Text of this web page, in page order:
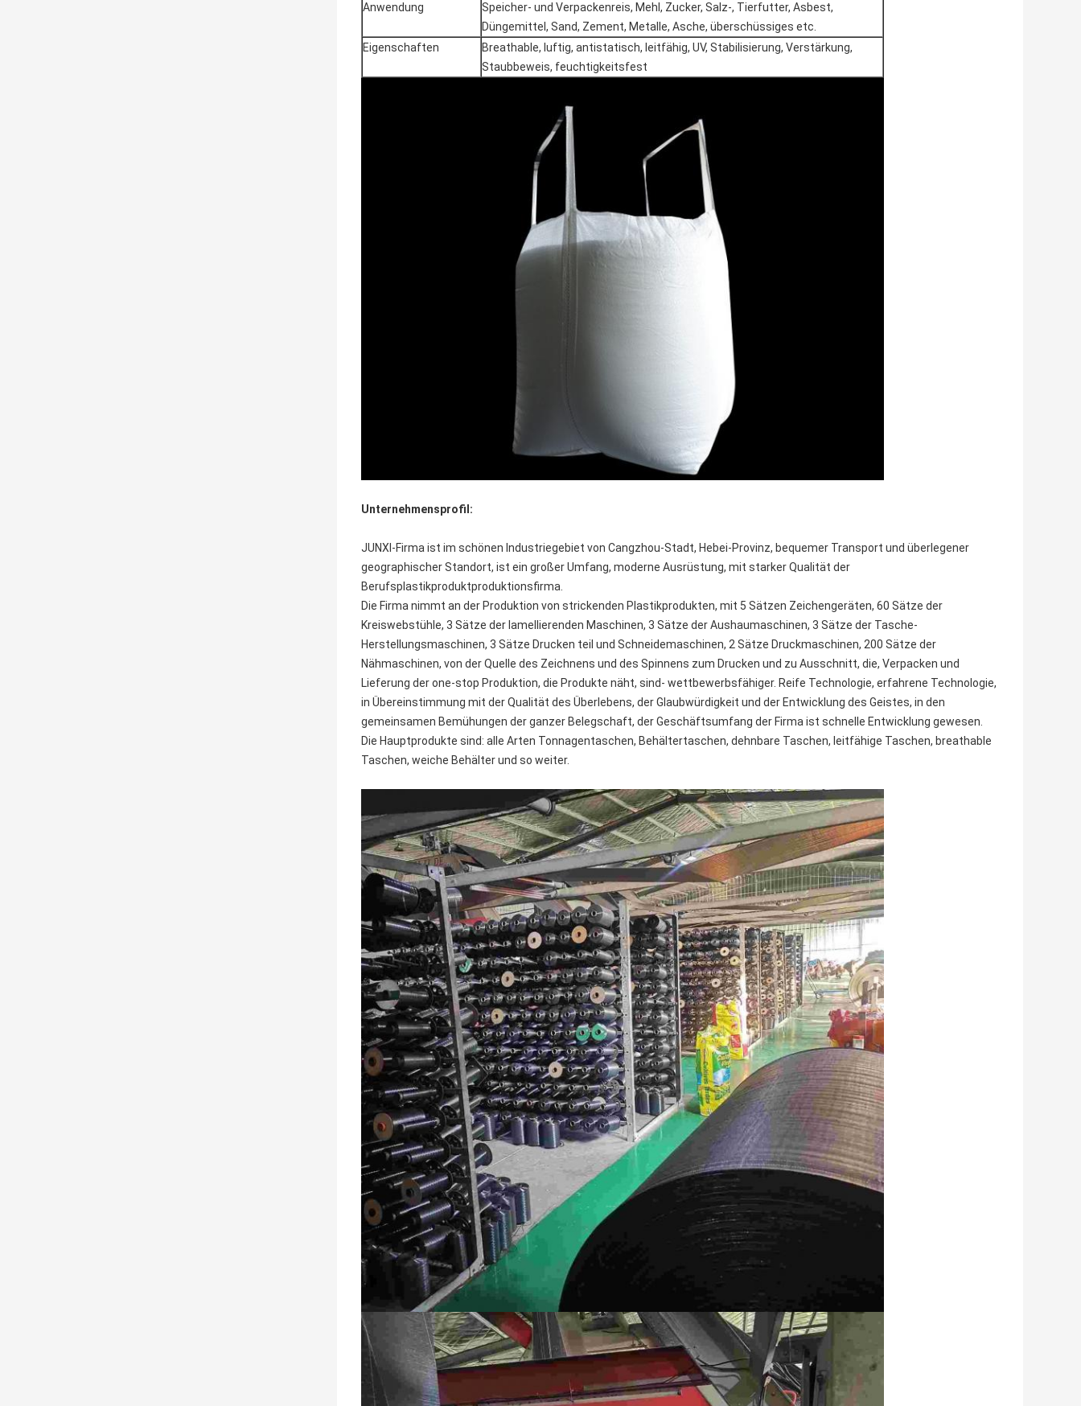
Anwendung
Speicher- und Verpackenreis, Mehl, Zucker, Salz-, Tierfutter, Asbest,
Düngemittel, Sand, Zement, Metalle, Asche, überschüssiges etc.
Eigenschaften
Breathable, luftig, antistatisch, leitfähig, UV, Stabilisierung, Verstärkung,
Staubbeweis, feuchtigkeitsfest
Unternehmensprofil:
JUNXI-Firma ist im schönen Industriegebiet von Cangzhou-Stadt, Hebei-Provinz, bequemer Transport und überlegener
geographischer Standort, ist ein großer Umfang, moderne Ausrüstung, mit starker Qualität der
Berufsplastikproduktproduktionsfirma.
Die Firma nimmt an der Produktion von strickenden Plastikprodukten, mit 5 Sätzen Zeichengeräten, 60 Sätze der
Kreiswebstühle, 3 Sätze der lamellierenden Maschinen, 3 Sätze der Aushaumaschinen, 3 Sätze der Tasche-
Herstellungsmaschinen, 3 Sätze Drucken teil und Schneidemaschinen, 2 Sätze Druckmaschinen, 200 Sätze der
Nähmaschinen, von der Quelle des Zeichnens und des Spinnens zum Drucken und zu Ausschnitt, die, Verpacken und
Lieferung der one-stop Produktion, die Produkte näht, sind- wettbewerbsfähiger. Reife Technologie, erfahrene Technologie,
in Übereinstimmung mit der Qualität des Überlebens, der Glaubwürdigkeit und der Entwicklung des Geistes, in den
gemeinsamen Bemühungen der ganzer Belegschaft, der Geschäftsumfang der Firma ist schnelle Entwicklung gewesen.
Die Hauptprodukte sind: alle Arten Tonnagentaschen, Behältertaschen, dehnbare Taschen, leitfähige Taschen, breathable
Taschen, weiche Behälter und so weiter.